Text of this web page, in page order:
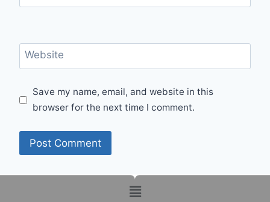
Website
Save my name, email, and website in this
browser for the next time I comment.